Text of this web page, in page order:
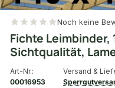
Noch keine
Fichte Leimbinder,
Sichtqualität,
Art-Nr.:
00016953
Versand &